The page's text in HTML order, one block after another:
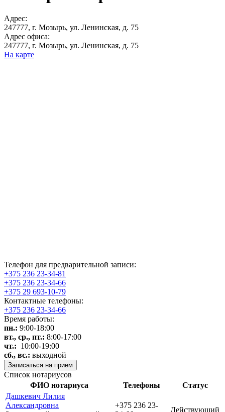
Адрес:
247777, г. Мозырь, ул. Ленинская, д. 75
Адрес офиса:
247777, г. Мозырь, ул. Ленинская, д. 75
На карте
Телефон для предварительной записи:
+375 236 23-34-81
+375 236 23-34-66
+375 29 693-10-79
Контактные телефоны:
+375 236 23-34-66
Время работы:
пн.: 9:00-18:00
вт., ср., пт.: 8:00-17:00
чт.: 10:00-19:00
сб., вс.: выходной
Записаться на прием
Список нотариусов
ФИО нотариуса
Телефоны
Статус
Дашкевич Лилия
Александровна
+375 236 23-
Действующий